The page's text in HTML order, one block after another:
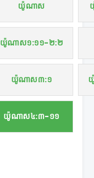
យ៉ូណាស
យ៉ូណាស១:១១-២:២
យ៉ូណាស៣:១
យ៉ូណាស៤:៣-១១